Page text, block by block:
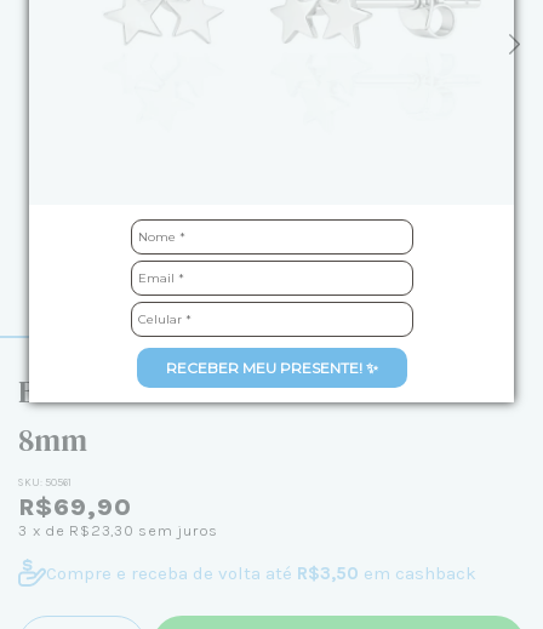
RECEBER MEU PRESENTE! ✨
Brinco de Prata Três Estrelas Lisa
8mm
SKU: 50561
R$69,90
3 x de R$23,30 sem juros
Compre e receba de volta até R$3,50 em cashback